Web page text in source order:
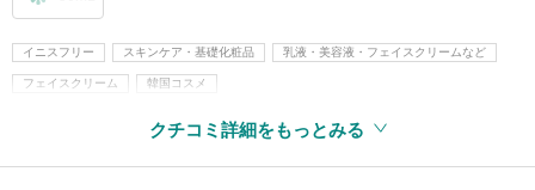
イニスフリー スキンケア・基礎化粧品 乳液・美容液・フェイスクリームなど
フェイスクリーム 韓国コスメ
クチコミ詳細をもっとみる